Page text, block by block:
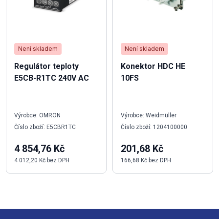
Není skladem
Regulátor teploty
E5CB-R1TC 240V AC
Výrobce: OMRON
Číslo zboží: E5CBR1TC
4 854,76 Kč
4 012,20 Kč bez DPH
Není skladem
Konektor HDC HE
10FS
Výrobce: Weidmüller
Číslo zboží: 1204100000
201,68 Kč
166,68 Kč bez DPH